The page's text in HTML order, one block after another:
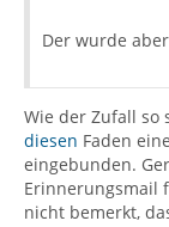
Der wurde
Wie der Zufall so
diesen Faden
eingebunden.
Erinnerungsmail
nicht bemerkt,